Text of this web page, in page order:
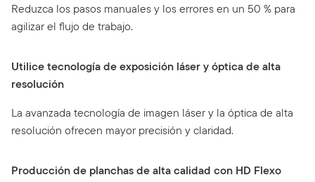
Reduzca los pasos manuales y los errores en un 50 % para
agilizar el flujo de trabajo.
Utilice tecnología de exposición láser y óptica de alta
resolución
La avanzada tecnología de imagen láser y la óptica de alta
resolución ofrecen mayor precisión y claridad.
Producción de planchas de alta calidad con HD Flexo